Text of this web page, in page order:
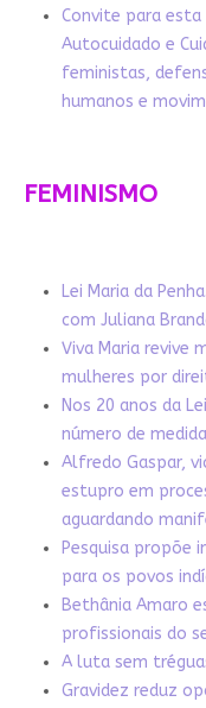
Convite para esta
Autocuidado e
feministas,
humanos e
FEMINISMO
Lei Maria da
com Juliana
Viva Maria revive
mulheres por
Nos 20 anos da
número de
Alfredo Gaspar,
estupro em
aguardando
Pesquisa propõe
para os povos
Bethânia Amaro
profissionais do
A luta sem
Gravidez reduz